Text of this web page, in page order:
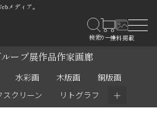
メディア。
ループ展作品作家画廊
水彩画 木版画
銅版画
スクリーン リトグラフ ＋